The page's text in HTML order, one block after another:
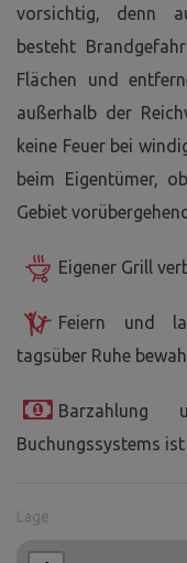
vorsichtig, denn
besteht
Flächen und
außerhalb der
keine Feuer bei
beim Eigentümer,
Gebiet
Eigener Grill
Feiern und
tagsüber Ruhe
Barzahlung
Buchungssystems
Lage